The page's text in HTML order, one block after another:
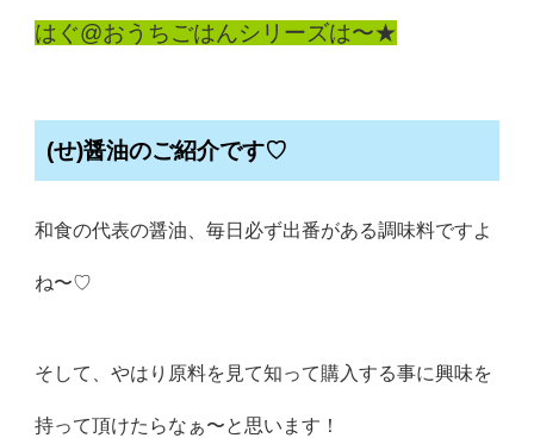
はぐ@おうちごはんシリーズは〜★
(せ)醤油のご紹介です♡
和食の代表の醤油、毎日必ず出番がある調味料ですよ
ね〜♡
そして、やはり原料を見て知って購入する事に興味を
持って頂けたらなぁ〜と思います！